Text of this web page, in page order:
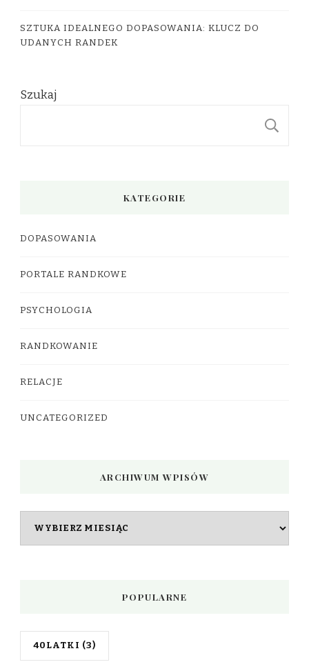
SZTUKA IDEALNEGO DOPASOWANIA: KLUCZ DO
UDANYCH RANDEK
Szukaj
KATEGORIE
DOPASOWANIA
PORTALE RANDKOWE
PSYCHOLOGIA
RANDKOWANIE
RELACJE
UNCATEGORIZED
ARCHIWUM WPISÓW
POPULARNE
40LATKI (3)